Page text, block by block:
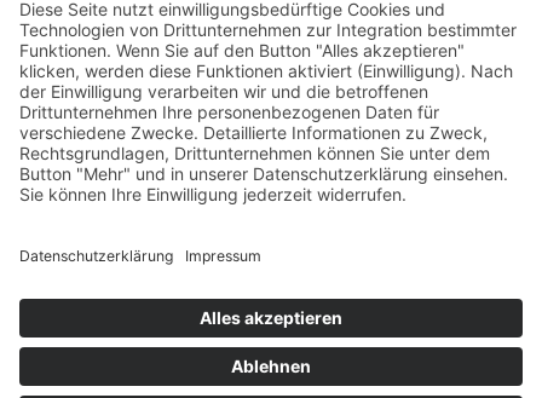
SUCHE
Search
Datenschutz / Impressum